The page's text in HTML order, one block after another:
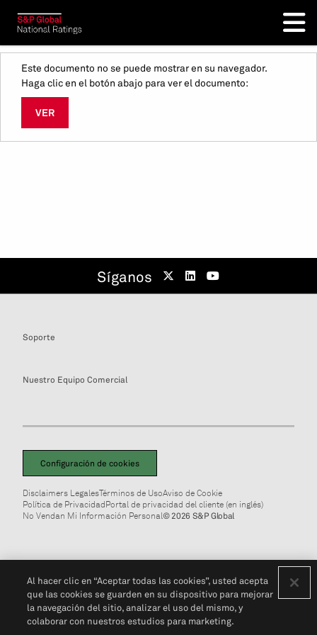
Este documento no se puede mostrar en su navegador.
Haga clic en el botón abajo para ver el documento:
VER
Síganos
Soporte
Nuestro Equipo Comercial
Configuración de cookies
Disclaimers LegalesTérminos de UsoAviso de Cookie
Política de PrivacidadPortal de privacidad del cliente (en inglés)
No Vendan Mi Información Personal© 2026 S&P Global
Al hacer clic en “Aceptar todas las cookies”, usted acepta
que las cookies se guarden en su dispositivo para mejorar
la navegación del sitio, analizar el uso del mismo, y
colaborar con nuestros estudios para marketing.